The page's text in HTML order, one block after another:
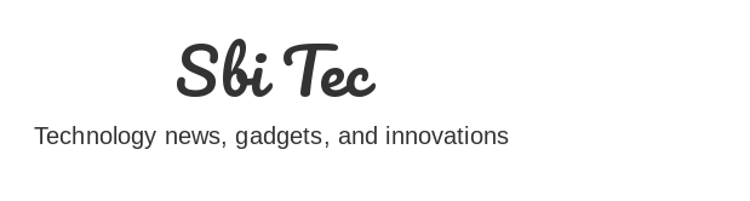
Sbi Tec
Technology news, gadgets, and innovations